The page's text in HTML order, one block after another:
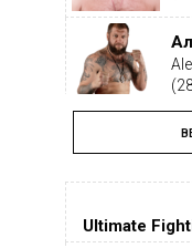
Ultimate